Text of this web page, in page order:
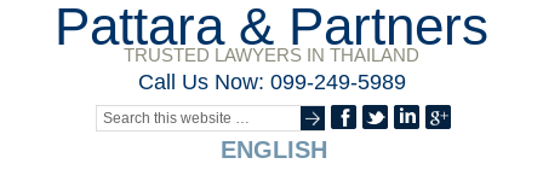
Pattara & Partners
TRUSTED LAWYERS IN THAILAND
Call Us Now: 099-249-5989
ENGLISH